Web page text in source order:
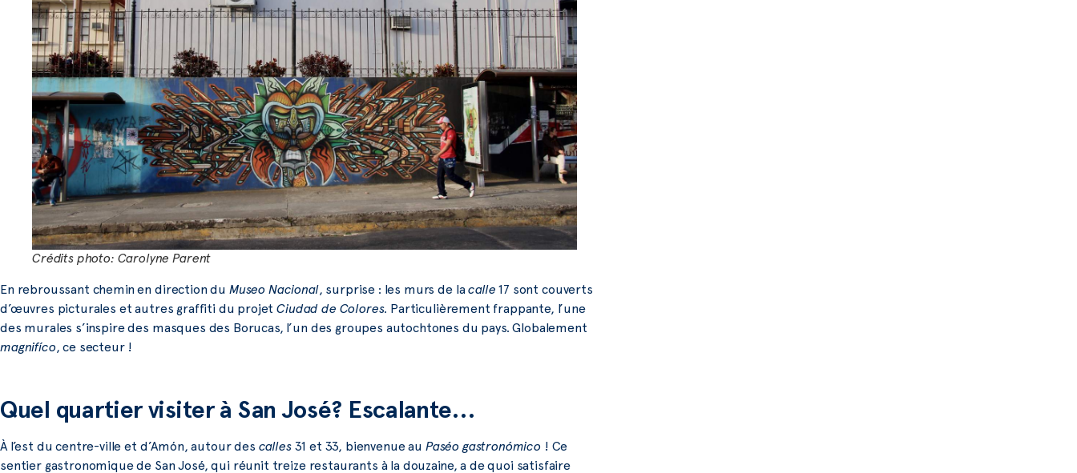
Crédits photo: Carolyne Parent
En rebroussant chemin en direction du Museo Nacional, surprise : les murs de lacalle17 sont couverts
d’œuvres picturales et autres graffiti du projetCiudad de Colores. Particulièrement frappante, l’une
des murales s’inspire des masques des Borucas, l’un des groupes autochtones du pays. Globalement
magnifíco, ce secteur !
Quel quartier visiter à San José? Escalante…
À l’est du centre-ville et d’Amón, autour des calles 31 et 33, bienvenue au Paséo gastronómico! Ce
sentier gastronomique de San José, qui réunit treize restaurants à la douzaine, a de quoi satisfaire